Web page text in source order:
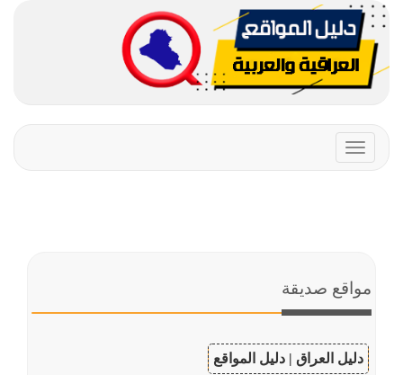
Toggle
navigation
مواقع صديقة
دليل العراق | دليل المواقع